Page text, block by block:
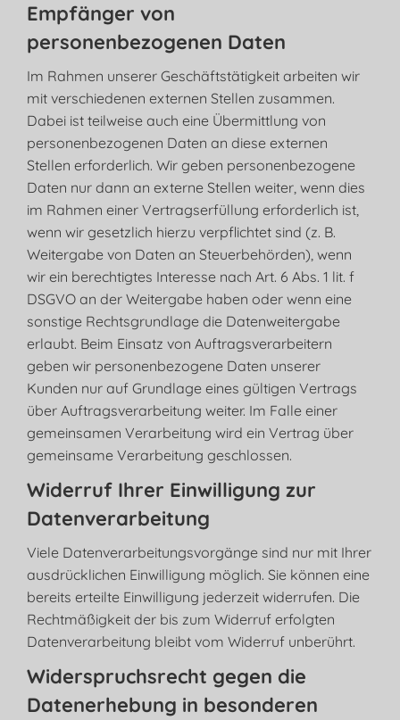
Empfänger von
personenbezogenen Daten
Im Rahmen unserer Geschäftstätigkeit arbeiten wir
mit verschiedenen externen Stellen zusammen.
Dabei ist teilweise auch eine Übermittlung von
personenbezogenen Daten an diese externen
Stellen erforderlich. Wir geben personenbezogene
Daten nur dann an externe Stellen weiter, wenn dies
im Rahmen einer Vertragserfüllung erforderlich ist,
wenn wir gesetzlich hierzu verpflichtet sind (z. B.
Weitergabe von Daten an Steuerbehörden), wenn
wir ein berechtigtes Interesse nach Art. 6 Abs. 1 lit. f
DSGVO an der Weitergabe haben oder wenn eine
sonstige Rechtsgrundlage die Datenweitergabe
erlaubt. Beim Einsatz von Auftragsverarbeitern
geben wir personenbezogene Daten unserer
Kunden nur auf Grundlage eines gültigen Vertrags
über Auftragsverarbeitung weiter. Im Falle einer
gemeinsamen Verarbeitung wird ein Vertrag über
gemeinsame Verarbeitung geschlossen.
Widerruf Ihrer Einwilligung zur
Datenverarbeitung
Viele Datenverarbeitungsvorgänge sind nur mit Ihrer
ausdrücklichen Einwilligung möglich. Sie können eine
bereits erteilte Einwilligung jederzeit widerrufen. Die
Rechtmäßigkeit der bis zum Widerruf erfolgten
Datenverarbeitung bleibt vom Widerruf unberührt.
Widerspruchsrecht gegen die
Datenerhebung in besonderen